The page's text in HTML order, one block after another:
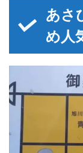
あさ
め人